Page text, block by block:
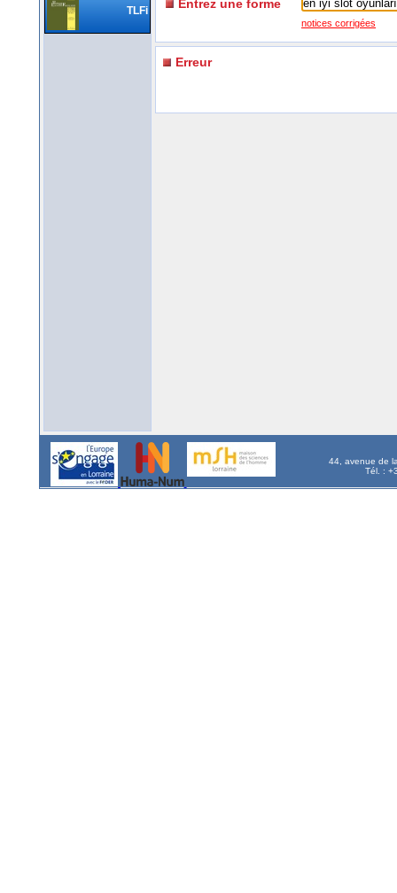
TLFi Entrez une forme
notices corrigées
Erreur
44, avenue de
Tél. :